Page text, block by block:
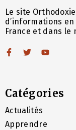
Le site
d’informations
France et dans le
Catégories
Actualités
Apprendre